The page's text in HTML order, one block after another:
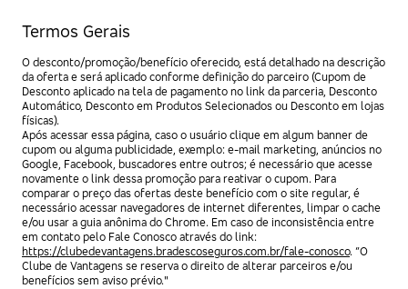
Termos Gerais
O desconto/promoção/benefício oferecido, está detalhado na descrição
da oferta e será aplicado conforme definição do parceiro (Cupom de
Desconto aplicado na tela de pagamento no link da parceria, Desconto
Automático, Desconto em Produtos Selecionados ou Desconto em lojas
físicas).
Após acessar essa página, caso o usuário clique em algum banner de
cupom ou alguma publicidade, exemplo: e-mail marketing, anúncios no
Google, Facebook, buscadores entre outros; é necessário que acesse
novamente o link dessa promoção para reativar o cupom. Para
comparar o preço das ofertas deste benefício com o site regular, é
necessário acessar navegadores de internet diferentes, limpar o cache
e/ou usar a guia anônima do Chrome. Em caso de inconsistência entre
em contato pelo Fale Conosco através do link:
https://clubedevantagens.bradescoseguros.com.br/fale-conosco. “O
Clube de Vantagens se reserva o direito de alterar parceiros e/ou
benefícios sem aviso prévio."